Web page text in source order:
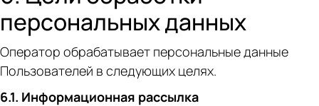
персональных данных
Оператор обрабатывает персональные данные
Пользователей в следующих целях.
6.1. Информационная рассылка